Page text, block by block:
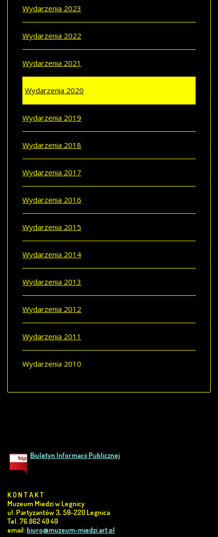
Wydarzenia 2023
Wydarzenia 2022
Wydarzenia 2021
Wydarzenia 2020
Wydarzenia 2019
Wydarzenia 2018
Wydarzenia 2017
Wydarzenia 2016
Wydarzenia 2015
Wydarzenia 2014
Wydarzenia 2013
Wydarzenia 2012
Wydarzenia 2011
Wydarzenia 2010
Biuletyn Informacji Publicznej
K O N T A K T
Muzeum Miedzi w Legnicy
ul. Partyzantów 3, 59-220 Legnica
Tel. 76 862 49 49
email: biuro@muzeum-miedzi.art.pl